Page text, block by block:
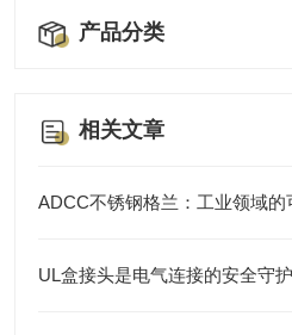
产品分类
相关文章
ADCC不锈钢格兰：工业领域的
UL盒接头是电气连接的安全守